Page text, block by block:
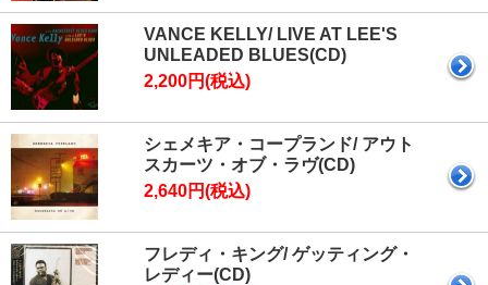
VANCE KELLY/ LIVE AT LEE'S
UNLEADED BLUES(CD)
2,200円(税込)
シェメキア・コープランド/ アウト
スカーツ・オブ・ラヴ(CD)
2,640円(税込)
フレディ・キング/ ゲッティング・
レディー(CD)